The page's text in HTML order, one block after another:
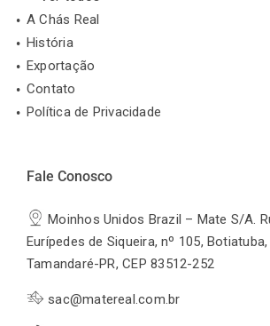
A Chás Real
História
Exportação
Contato
Política de Privacidade
Fale Conosco
Moinhos Unidos Brazil – Mate S/A.
Eurípedes de Siqueira, nº 105,
Tamandaré-PR, CEP 83512-252
sac@matereal.com.br